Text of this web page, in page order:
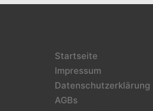
Startseite
Impressum
Datenschutzerklärung
AGBs